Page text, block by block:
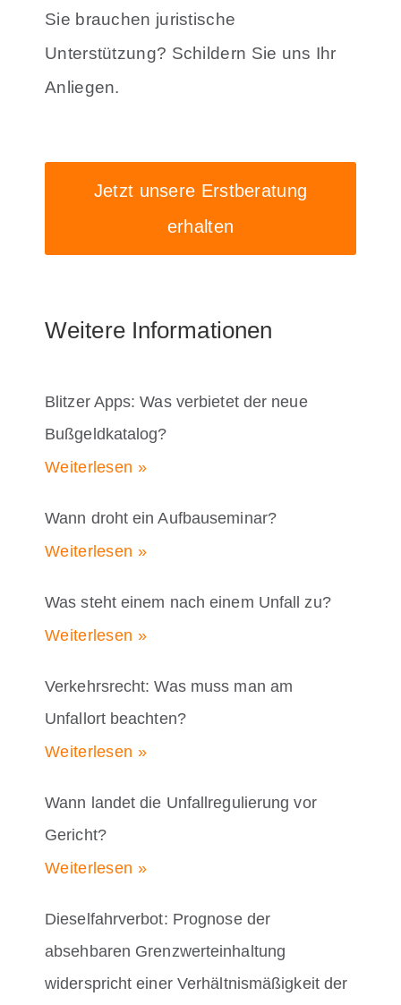
Sie brauchen juristische
Unterstützung? Schildern Sie uns Ihr
Anliegen.
Jetzt unsere Erstberatung
erhalten
Weitere Informationen
Blitzer Apps: Was verbietet der neue
Bußgeldkatalog?
Weiterlesen »
Wann droht ein Aufbauseminar?
Weiterlesen »
Was steht einem nach einem Unfall zu?
Weiterlesen »
Verkehrsrecht: Was muss man am
Unfallort beachten?
Weiterlesen »
Wann landet die Unfallregulierung vor
Gericht?
Weiterlesen »
Dieselfahrverbot: Prognose der
absehbaren Grenzwerteinhaltung
widerspricht einer Verhältnismäßigkeit der